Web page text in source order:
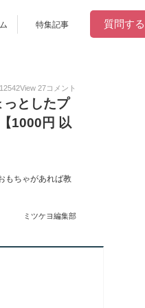
特集記事 質問する
12542View 27コメント
っとしたプ
1000円 以
もちゃがあれば教
ミツケヨ編集部